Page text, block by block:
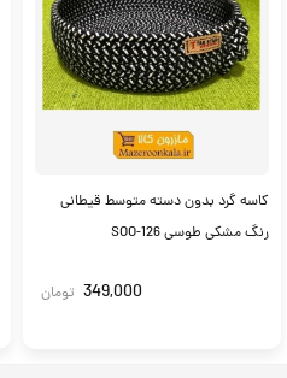
کاسه گرد بدون دسته متوسط قیطانی
رنگ مشکی طوسی SOO-126
349,000 تومان